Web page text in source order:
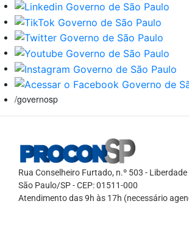
/governosp
Rua Conselheiro Furtado, n.º 503 - Liberdade
São Paulo/SP - CEP: 01511-000
Atendimento das 9h às 17h (necessário